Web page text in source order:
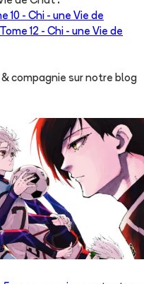
10 - Chi - une Vie de
Tome 12 - Chi - une Vie de
compagnie sur notre blog